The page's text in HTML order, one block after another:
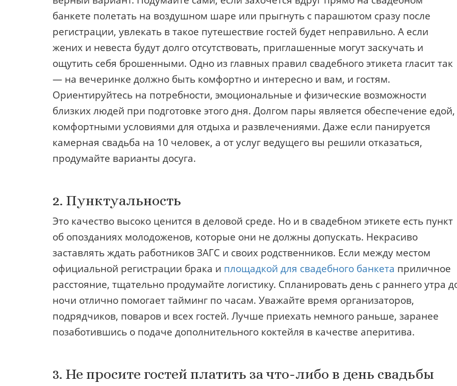
банкете полетать на воздушном шаре или прыгнуть с парашютом сразу после
регистрации, увлекать в такое путешествие гостей будет неправильно. А если
жених и невеста будут долго отсутствовать, приглашенные могут заскучать и
ощутить себя брошенными. Одно из главных правил свадебного этикета гласит так
— на вечеринке должно быть комфортно и интересно и вам, и гостям.
Ориентируйтесь на потребности, эмоциональные и физические возможности
близких людей при подготовке этого дня. Долгом пары является обеспечение едой,
комфортными условиями для отдыха и развлечениями. Даже если панируется
камерная свадьба на 10 человек, а от услуг ведущего вы решили отказаться,
продумайте варианты досуга.
2. Пунктуальность
Это качество высоко ценится в деловой среде. Но и в свадебном этикете есть пункт
об опозданиях молодоженов, которые они не должны допускать. Некрасиво
заставлять ждать работников ЗАГС и своих родственников. Если между местом
официальной регистрации брака и площадкой для свадебного банкета приличное
расстояние, тщательно продумайте логистику. Спланировать день с раннего утра
ночи отлично помогает тайминг по часам. Уважайте время организаторов,
подрядчиков, поваров и всех гостей. Лучше приехать немного раньше, заранее
позаботившись о подаче дополнительного коктейля в качестве аперитива.
3. Не просите гостей платить за что-либо в день свадьбы